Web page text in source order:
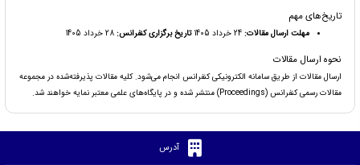
تاریخ‌های مهم
مهلت ارسال مقالات:24 خرداد 1405 تاریخ برگزاری کنفرانس:28 خرداد 1405
نحوه ارسال مقالات
ارسال مقالات از طریق سامانه الکترونیکی کنفرانس انجام می‌شود. کلیه مقالات پذیرفته‌شده در مجموعه
مقالات رسمی کنفرانس (Proceedings) منتشر شده و در پایگاه‌های علمی معتبر نمایه خواهند شد.
آدرس